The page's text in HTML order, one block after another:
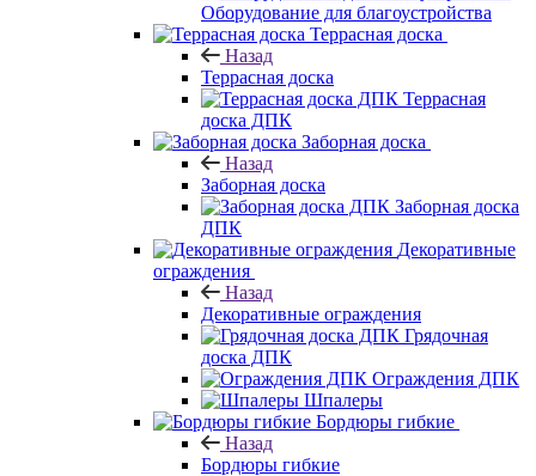
Оборудование для благоустройства
Террасная доска
Назад
Террасная доска
Террасная
доска ДПК
Заборная доска
Назад
Заборная доска
Заборная доска
ДПК
Декоративные
ограждения
Назад
Декоративные ограждения
Грядочная
доска ДПК
Ограждения ДПК
Шпалеры
Бордюры гибкие
Назад
Бордюры гибкие